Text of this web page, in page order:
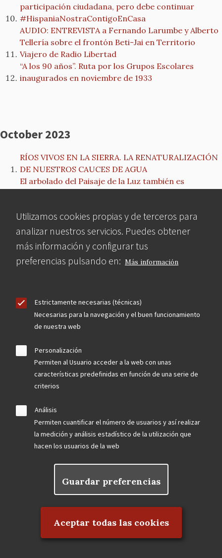
Utilizamos cookies propias y de terceros para
analizar nuestros servicios. Puedes obtener
más información y configurar tus
preferencias pulsando en: Más información
Estrictamente necesarias (técnicas)
Necesarias para la navegación y el buen funcionamiento
de nuestra web
Personalización
Permiten al Usuario acceder a la web con unas
características predefinidas en función de una serie de
criterios
Análisis
Permiten cuantificar el número de usuarios y así realizar
la medición y análisis estadístico de la utilización que
hacen los usuarios de la web
Guardar preferencias
Aceptar todas las cookies
participación ciudadana, pero debe continuar
#HispaniaNostraContigoEnCasa
AUDIO: ENTREVISTA a Fernando Larumbe y Alberto
Tellería sobre el frontón Beti-Jai en Territorio
Viajero de Radio Libertad
“A los 90 años”. Ruta por los Grupos Escolares
inaugurados en noviembre de 1933
October 2023
RÍOS VIVOS EN LA SIERRA. LA RENATURALIZACIÓN
DE NUESTROS CAUCES DE AGUA
El arbolado del Paisaje de la Luz también es
contencioso administrativo contra el nuevo Plan
Especial para el Frontón Beti-Jai
El boletín de la Escuela de Arquitectura de Toledo
reflexiona sobre la reforma de Torres Blancas
MCyP alega contra el Plan Especial de Protección de
Blancas’, el prolegómeno de una muerte anunciada.
CONFERENCIA La obra de Antonio Palacios
September 2023
El Frontón Beti-Jai abrirá visitas al público en 2024
La Dirección General de Patrimonio Cultural de la
Comunidad de Madrid declarará Bien de Interés
Cultural la antigua Fábrica CLESA
Un tramo de los Jardines de las Vistillas en peligro
LOCALIZADAS TRES BARANDILLAS ORIGINALES
DEL HOTEL FLORIDA DE ANTONIO PALACIOS
August 2023